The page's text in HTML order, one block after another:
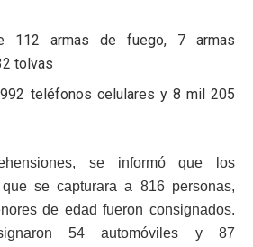
112 armas de fuego, 7 armas
tolvas
teléfonos celulares y 8 mil 205
se informó que los
se capturara a 816 personas,
de edad fueron consignados.
54 automóviles y 87